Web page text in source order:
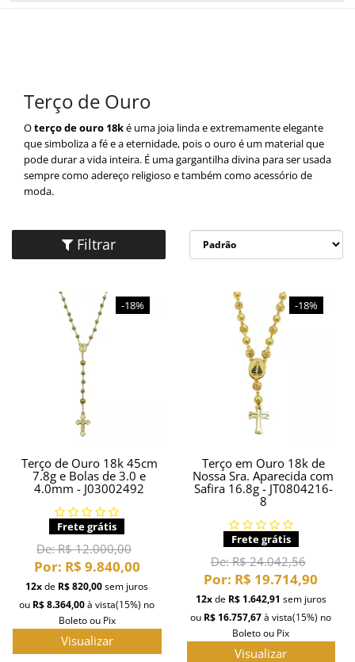
ANEL DE OURO
BRINCO DE OURO
CORRENTE DE OURO
ESCAPULÁRIOS
LANÇAMENTOS
PINGENTE DE OURO
PULSEIRAS
INFORMAÇÕES
Terço de Ouro
Oterço de ouro 18ké uma joia linda e extremamente elegante
que simboliza a fé e a eternidade, pois o ouro é um material que
pode durar a vida inteira. É uma gargantilha divina para ser usada
sempre como adereço religioso e também como acessório de
moda.
Filtrar
-18%
Terço de Ouro 18k 45cm
7.8g e Bolas de 3.0 e
4.0mm - J03002492
Frete grátis
De:R$ 12.000,00
Por: R$ 9.840,00
12xde R$ 820,00sem juros
ou R$ 8.364,00à vista(15%) no
Boleto ou Pix
Visualizar
-18%
Terço em Ouro 18k de
Nossa Sra. Aparecida com
Safira 16.8g - JT0804216-
8
Frete grátis
De:R$ 24.042,56
Por: R$ 19.714,90
12xde R$ 1.642,91 sem juros
ou R$ 16.757,67à vista(15%) no
Boleto ou Pix
Visualizar